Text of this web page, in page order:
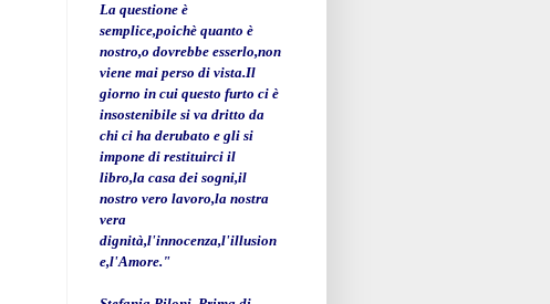
La questione è
semplice,poichè quanto è
nostro,o dovrebbe esserlo,non
viene mai perso di vista.Il
giorno in cui questo furto ci è
insostenibile si va dritto da
chi ci ha derubato e gli si
impone di restituirci il
libro,la casa dei sogni,il
nostro vero lavoro,la nostra
vera
dignità,l'innocenza,l'illusion
e,l'Amore."